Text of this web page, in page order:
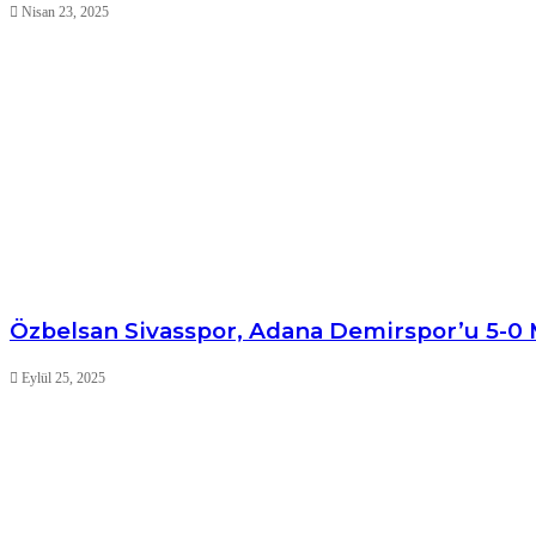
Nisan 23, 2025
Özbelsan Sivasspor, Adana Demirspor’u 5-0
Eylül 25, 2025